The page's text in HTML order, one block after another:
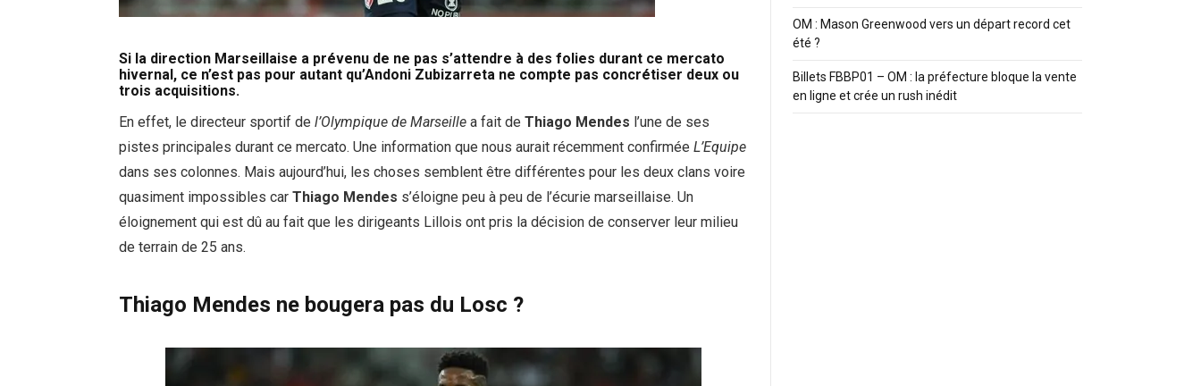
Si la direction Marseillaise a prévenu de ne pas s’attendre à des folies durant ce mercato
hivernal, ce n’est pas pour autant qu’Andoni Zubizarreta ne compte pas concrétiser deux ou
trois acquisitions.
En effet, le directeur sportif de l’Olympique de Marseille a fait de Thiago Mendes l’une de ses
pistes principales durant ce mercato. Une information que nous aurait récemment confirmée L’Equipe
dans ses colonnes. Mais aujourd’hui, les choses semblent être différentes pour les deux clans voire
quasiment impossibles car Thiago Mendes s’éloigne peu à peu de l’écurie marseillaise. Un
éloignement qui est dû au fait que les dirigeants Lillois ont pris la décision de conserver leur milieu
de terrain de 25 ans.
Thiago Mendes ne bougera pas du Losc ?
OM : Mason Greenwood vers un départ record cet
été ?
Billets FBBP01 – OM : la préfecture bloque la vente
en ligne et crée un rush inédit